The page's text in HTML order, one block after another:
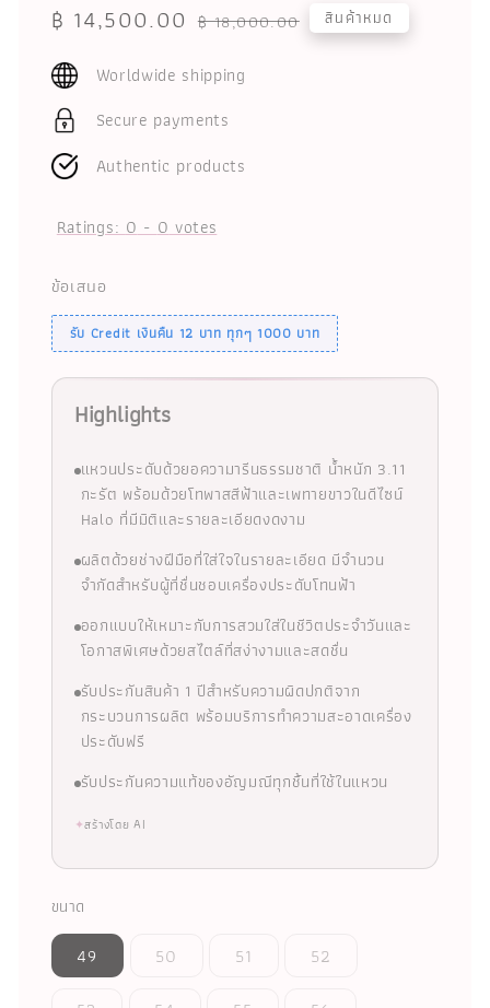
Sale
฿ 14,500.00 Regular
฿ 18,000.00 สินค้าหมด
Worldwide shipping
Secure payments
Authentic products
Ratings: 0 - 0 votes
ข้อเสนอ
รับ Credit เงินคืน 12 บาท ทุกๆ 1000 บาท
Highlights
แหวนประดับด้วยอความารีนธรรมชาติ น้ำหนัก 3.11
กะรัต พร้อมด้วยโทพาสสีฟ้าและเพทายขาวในดีไซน์
Halo ที่มีมิติและรายละเอียดงดงาม
ผลิตด้วยช่างฝีมือที่ใส่ใจในรายละเอียด มีจำนวน
จำกัดสำหรับผู้ที่ชื่นชอบเครื่องประดับโทนฟ้า
ออกแบบให้เหมาะกับการสวมใส่ในชีวิตประจำวันและ
โอกาสพิเศษด้วยสไตล์ที่สง่างามและสดชื่น
รับประกันสินค้า 1 ปีสำหรับความผิดปกติจาก
กระบวนการผลิต พร้อมบริการทำความสะอาดเครื่อง
ประดับฟรี
รับประกันความแท้ของอัญมณีทุกชิ้นที่ใช้ในแหวน
✦สร้างโดย AI
ขนาด
49 50 51
52